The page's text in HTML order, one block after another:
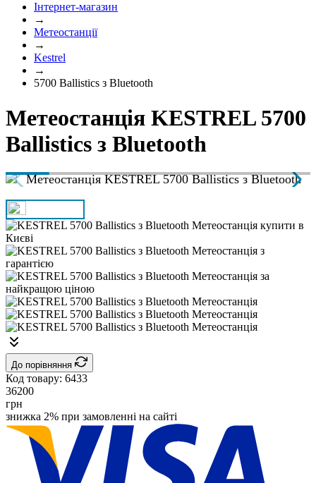
Інтернет-магазин
→
Метеостанції
→
Kestrel
→
5700 Ballistics з Bluetooth
Метеостанція KESTREL 5700
Ballistics з Bluetooth
До порівняння
Код товару: 6433
36200
грн
знижка 2% при замовленні на сайті